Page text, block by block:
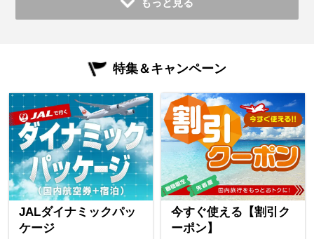
もっと見る
特集＆キャンペーン
JALダイナミックパッ
ケージ
今すぐ使える【割引ク
ーポン】